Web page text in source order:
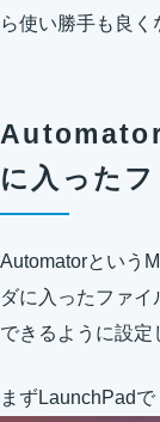
ら使い勝手も良く
Automator
に入った
Automatorという
ダに入ったファ
できるように設定
まずLaunchPad